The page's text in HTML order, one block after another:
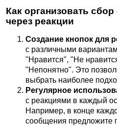
Как организовать
через реакции
Создание кнопок для
с различными
"Нравится", "Не
"Непонятно". Это
выбрать наиболее
Регулярное
с реакциями в каждый
Например, в конце
сообщения предложите